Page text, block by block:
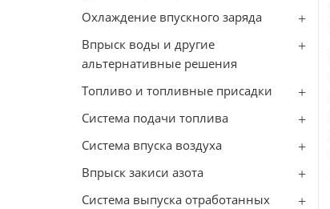
Охлаждение впускного заряда
Впрыск воды и другие
альтернативные решения
Топливо и топливные присадки
Система подачи топлива
Система впуска воздуха
Впрыск закиси азота
Система выпуска отработанных